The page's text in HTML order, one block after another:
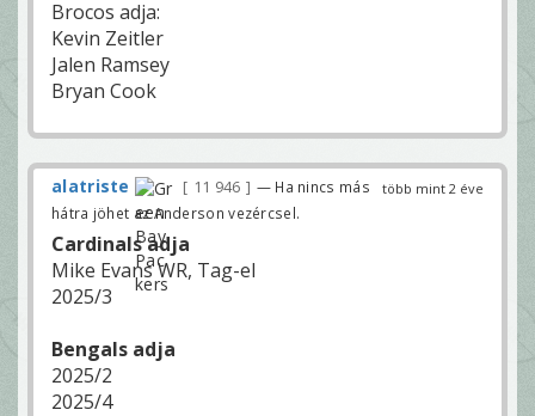
Brocos adja:
Kevin Zeitler
Jalen Ramsey
Bryan Cook
több mint 2 éve
alatriste 11 946
— Ha nincs más
hátra jöhet az Anderson vezércsel.
Cardinals adja
Mike Evans WR, Tag-el
2025/3
Bengals adja
2025/2
2025/4